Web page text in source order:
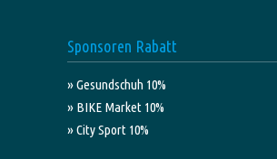
Sponsoren Rabatt
» Gesundschuh 10%
» BIKE Market 10%
» City Sport 10%